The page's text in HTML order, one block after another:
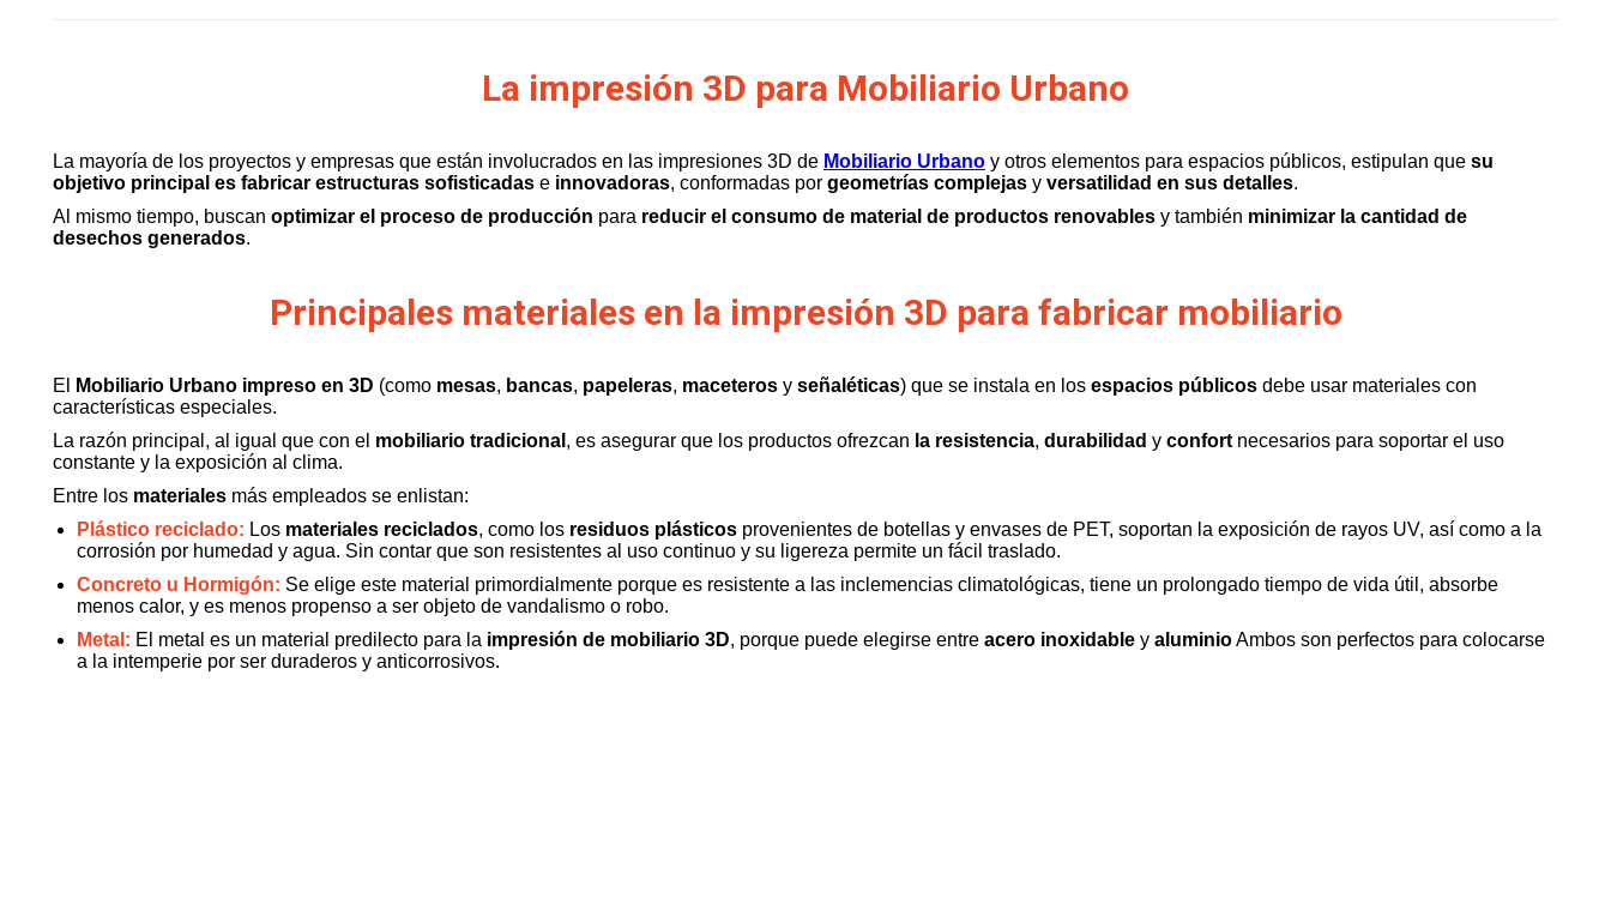
La impresión 3D para Mobiliario Urbano
La mayoría de los proyectos y empresas que están involucrados en las impresiones 3D de Mobiliario Urbano y otros elementos para espacios públicos, estipulan que su
objetivo principal es fabricar estructuras sofisticadas e innovadoras, conformadas por geometrías complejas y versatilidad en sus detalles.
Al mismo tiempo, buscan optimizar el proceso de producción para reducir el consumo de material de productos renovables y también minimizar la cantidad de
desechos generados.
Principales materiales en la impresión 3D para fabricar mobiliario
El Mobiliario Urbano impreso en 3D (como mesas, bancas, papeleras, maceteros y señaléticas) que se instala en los espacios públicos debe usar materiales con
características especiales.
La razón principal, al igual que con el mobiliario tradicional , es asegurar que los productos ofrezcan la resistencia, durabilidad y confort necesarios para soportar el uso
constante y la exposición al clima.
Entre los materiales más empleados se enlistan:
Plástico reciclado: Los materiales reciclados, como los residuos plásticos provenientes de botellas y envases de PET, soportan la exposición de rayos UV, así como a la
corrosión por humedad y agua. Sin contar que son resistentes al uso continuo y su ligereza permite un fácil traslado.
Concreto u Hormigón: Se elige este material primordialmente porque es resistente a las inclemencias climatológicas, tiene un prolongado tiempo de vida útil, absorbe
menos calor, y es menos propenso a ser objeto de vandalismo o robo.
Metal: El metal es un material predilecto para la impresión de mobiliario 3D, porque puede elegirse entre acero inoxidable y aluminioAmbos son perfectos para colocarse
a la intemperie por ser duraderos y anticorrosivos.